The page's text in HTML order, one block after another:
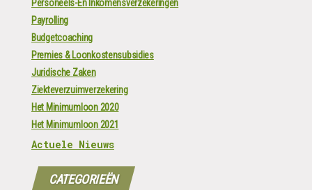
Personeels-En Inkomensverzekeringen
Payrolling
Budgetcoaching
Premies & Loonkostensubsidies
Juridische Zaken
Ziekteverzuimverzekering
Het Minimumloon 2020
Het Minimumloon 2021
Actuele Nieuws
CATEGORIEËN